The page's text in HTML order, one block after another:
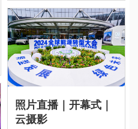
照片直播｜开幕式｜
云摄影